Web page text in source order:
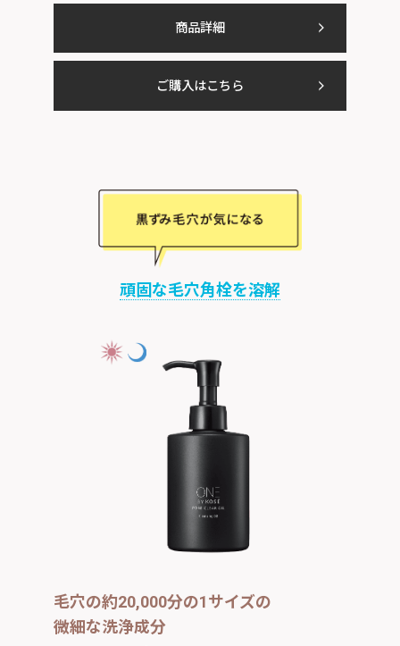
商品詳細
ご購入はこちら
頑固な毛穴角栓を溶解
毛穴の約20,000分の1サイズの
微細な洗浄成分